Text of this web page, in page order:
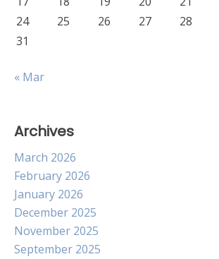
24
25 26 27 28
31
« Mar
Archives
March 2026
February 2026
January 2026
December 2025
November 2025
September 2025